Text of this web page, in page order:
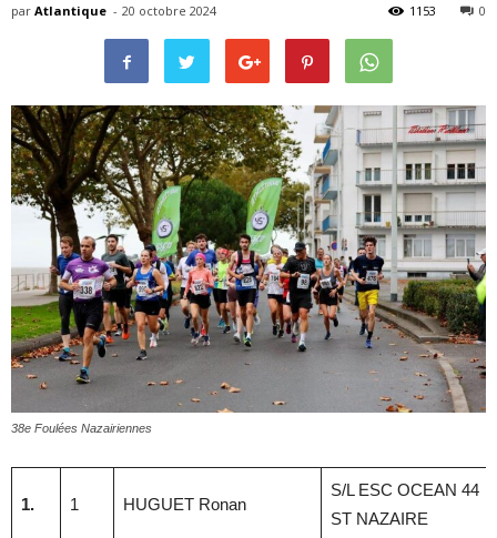
par Atlantique - 20 octobre 2024 0
1153
38e Foulées Nazairiennes
1. 1 HUGUET Ronan
S/L ESC OCEAN 44
ST NAZAIRE